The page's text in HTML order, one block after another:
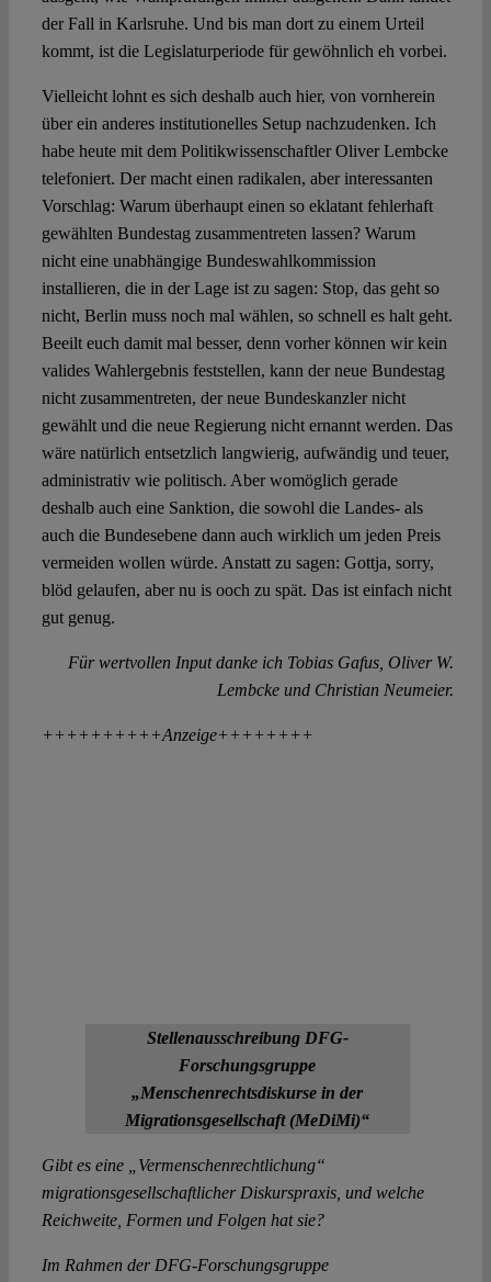
der Fall in Karlsruhe. Und bis man dort zu einem Urteil
kommt, ist die Legislaturperiode für gewöhnlich eh vorbei.
Vielleicht lohnt es sich deshalb auch hier, von vornherein
über ein anderes institutionelles Setup nachzudenken. Ich
habe heute mit dem Politikwissenschaftler Oliver Lembcke
telefoniert. Der macht einen radikalen, aber interessanten
Vorschlag: Warum überhaupt einen so eklatant fehlerhaft
gewählten Bundestag zusammentreten lassen? Warum
nicht eine unabhängige Bundeswahlkommission
installieren, die in der Lage ist zu sagen: Stop, das geht so
nicht, Berlin muss noch mal wählen, so schnell es halt geht.
Beeilt euch damit mal besser, denn vorher können wir kein
valides Wahlergebnis feststellen, kann der neue Bundestag
nicht zusammentreten, der neue Bundeskanzler nicht
gewählt und die neue Regierung nicht ernannt werden. Das
wäre natürlich entsetzlich langwierig, aufwändig und teuer,
administrativ wie politisch. Aber womöglich gerade
deshalb auch eine Sanktion, die sowohl die Landes- als
auch die Bundesebene dann auch wirklich um jeden Preis
vermeiden wollen würde. Anstatt zu sagen: Gottja, sorry,
blöd gelaufen, aber nu is ooch zu spät. Das ist einfach nicht
gut genug.
Für wertvollen Input danke ich Tobias Gafus, Oliver W.
Lembcke und Christian Neumeier.
++++++++++Anzeige++++++++
Stellenausschreibung DFG-
Forschungsgruppe
„Menschenrechtsdiskurse in der
Migrationsgesellschaft (MeDiMi)“
Gibt es eine „Vermenschenrechtlichung“
migrationsgesellschaftlicher Diskurspraxis, und welche
Reichweite, Formen und Folgen hat sie?
Im Rahmen der DFG-Forschungsgruppe